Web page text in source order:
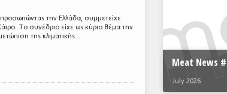
την Ελλάδα, συμμετείχε
Το συνέδριο είχε ως κύριο θέμα την
της κλιματικής...
Meat News
July 2026